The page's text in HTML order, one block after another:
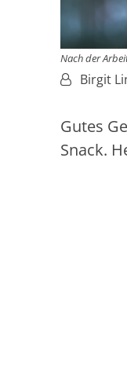
Nach der
Von:Birgit
Gutes
Snack.